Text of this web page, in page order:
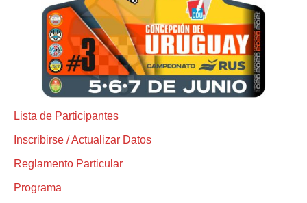
Lista de Participantes
Inscribirse / Actualizar Datos
Reglamento Particular
Programa